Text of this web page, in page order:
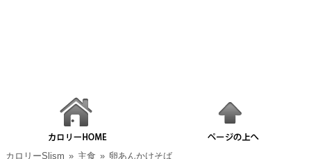
カロリーSlism » 主食 » 卵あんかけそば